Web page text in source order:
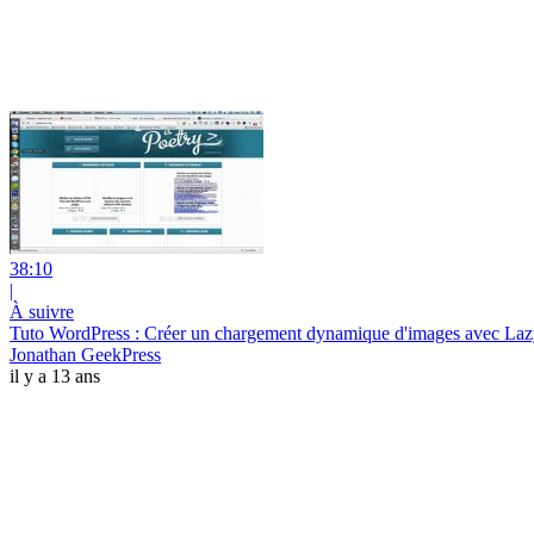
38:10
|
À suivre
Tuto WordPress : Créer un chargement dynamique d'images avec
Jonathan GeekPress
il y a 13 ans